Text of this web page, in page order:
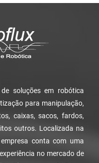
para manipulação,
caixas, sacos, fardos,
outros. Localizada na
conta com uma
no mercado de
técnicas e estruturais